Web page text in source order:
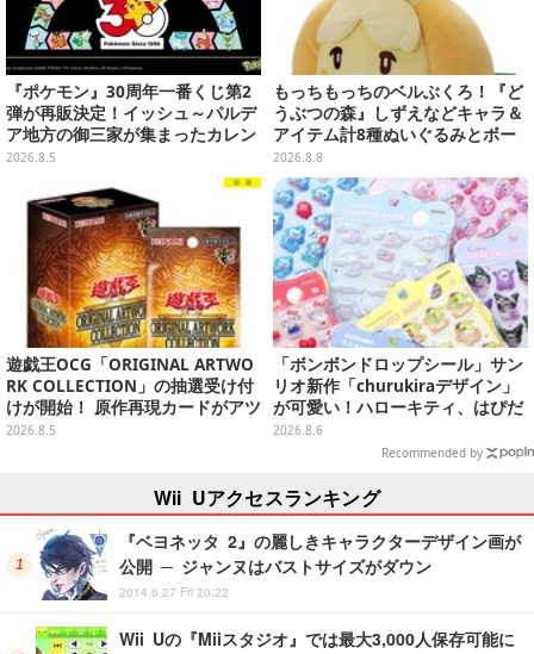
『ポケモン』30周年一番くじ第2
弾が再販決定！イッシュ～パルデ
ア地方の御三家が集まったカレン
ダー、ぬいぐるみなど記念グッズ
2026.8.5
もっちもっちのベルぶくろ！『ど
うぶつの森』しずえなどキャラ＆
アイテム計8種ぬいぐるみとボー
ルチェーン付きマスコットが発売
2026.8.8
遊戯王OCG「ORIGINAL ARTWO
RK COLLECTION」の抽選受け付
けが開始！ 原作再現カードがアツ
いスペシャルパック
2026.8.5
「ボンボンドロップシール」サン
リオ新作「churukiraデザイン」
が可愛い！ハローキティ、はぴだ
んぶいなど全8種類が順次展開
2026.8.6
Recommended by
Wii Uアクセスランキング
『ベヨネッタ 2』の麗しきキャラクターデザイン画が
公開 ─ ジャンヌはバストサイズがダウン
2014.6.27 Fri 20:22
Wii Uの『Miiスタジオ』では最大3,000人保存可能に